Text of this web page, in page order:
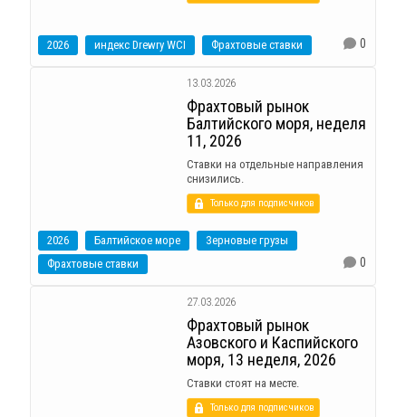
2026 индекс Drewry WCI Фрахтовые ставки 0
13.03.2026
Фрахтовый рынок
Балтийского моря, неделя
11, 2026
Ставки на отдельные направления
снизились.
Только для подписчиков
2026 Балтийское море
Зерновые грузы
Фрахтовые ставки
0
27.03.2026
Фрахтовый рынок
Азовского и Каспийского
моря, 13 неделя, 2026
Ставки стоят на месте.
Только для подписчиков